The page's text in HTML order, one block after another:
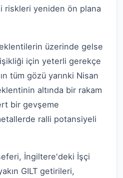
riskleri yeniden ön plana
üzerinde gelse
için yeterli gerekçe
tüm gözü yarınki Nisan
altında bir rakam
bir gevşeme
ralli potansiyeli
İngiltere'deki İşçi
GILT getirileri,